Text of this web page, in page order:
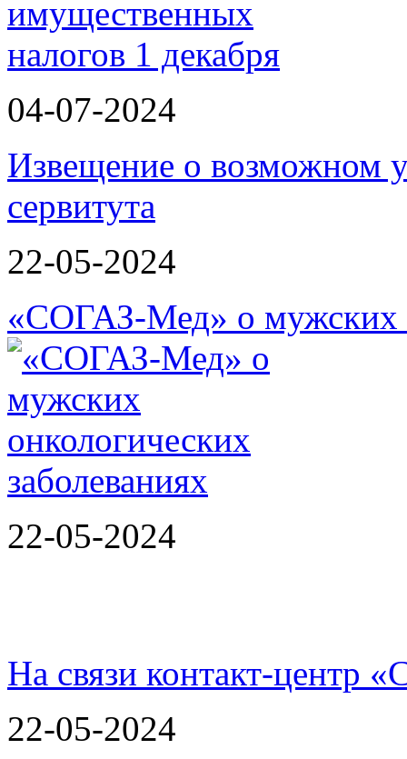
04-07-2024
Извещение о возможном
сервитута
22-05-2024
«СОГАЗ-Мед» о мужских
22-05-2024
На связи контакт-центр
22-05-2024